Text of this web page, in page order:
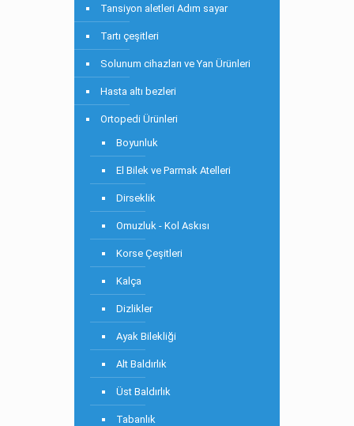
Tansiyon aletleri Adım sayar
Tartı çeşitleri
Solunum cihazları ve Yan Ürünleri
Hasta altı bezleri
Ortopedi Ürünleri
Boyunluk
El Bilek ve Parmak Atelleri
Dirseklik
Omuzluk - Kol Askısı
Korse Çeşitleri
Kalça
Dizlikler
Ayak Bilekliği
Alt Baldırlık
Üst Baldırlık
Tabanlık